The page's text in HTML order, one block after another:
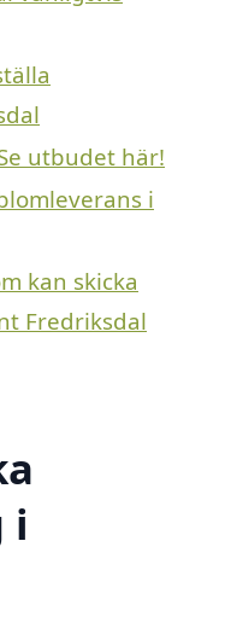
utbudet här!
i
kan skicka
Fredriksdal
i